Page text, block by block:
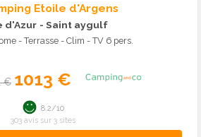
Etoile d'Argens
d'Azur - Saint aygulf
- Terrasse - Clim - TV 6 pers.
€ 1013 €
8.2/10
303 avis sur 3 sites